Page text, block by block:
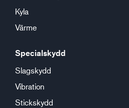
Kyla
Värme
Specialskydd
Slagskydd
Vibration
Stickskydd